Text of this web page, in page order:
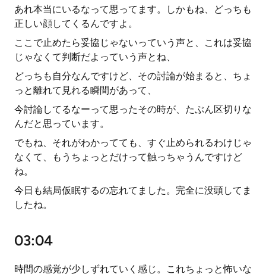
あれ本当にいるなって思ってます。しかもね、どっちも
正しい顔してくるんですよ。
ここで止めたら妥協じゃないっていう声と、これは妥協
じゃなくて判断だよっていう声とね、
どっちも自分なんですけど、その討論が始まると、ちょ
っと離れて見れる瞬間があって、
今討論してるなーって思ったその時が、たぶん区切りな
んだと思っています。
でもね、それがわかってても、すぐ止められるわけじゃ
なくて、もうちょっとだけって触っちゃうんですけど
ね。
今日も結局仮眠するの忘れてました。完全に没頭してま
したね。
03:04
時間の感覚が少しずれていく感じ。これちょっと怖いな